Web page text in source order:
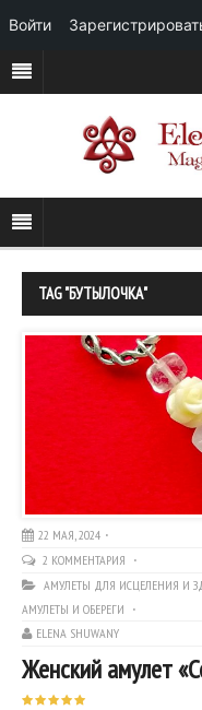
TAG "БУТЫЛОЧКА"
22 МАЯ, 2024
2 КОММЕНТАРИЯ
АМУЛЕТЫ ДЛЯ ИСЦЕЛЕНИЯ И
АМУЛЕТЫ И ОБЕРЕГИ
ELENA SHUWANY
Женский амулет
Войти